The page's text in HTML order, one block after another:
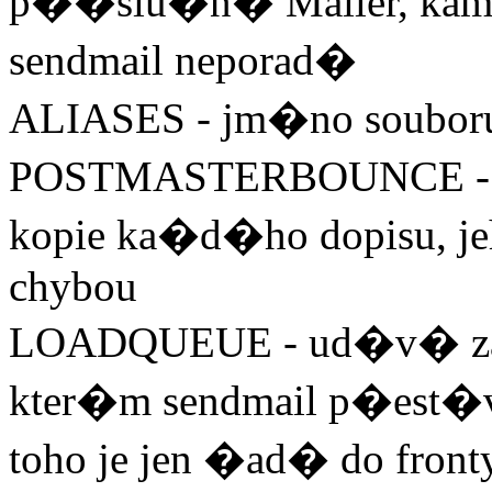
sendmail neporad�
ALIASES - jm�no
POSTMASTERBOUNCE
kopie ka�d�ho
chybou
LOADQUEUE -
kter�m sendmail
toho je jen �ad� do